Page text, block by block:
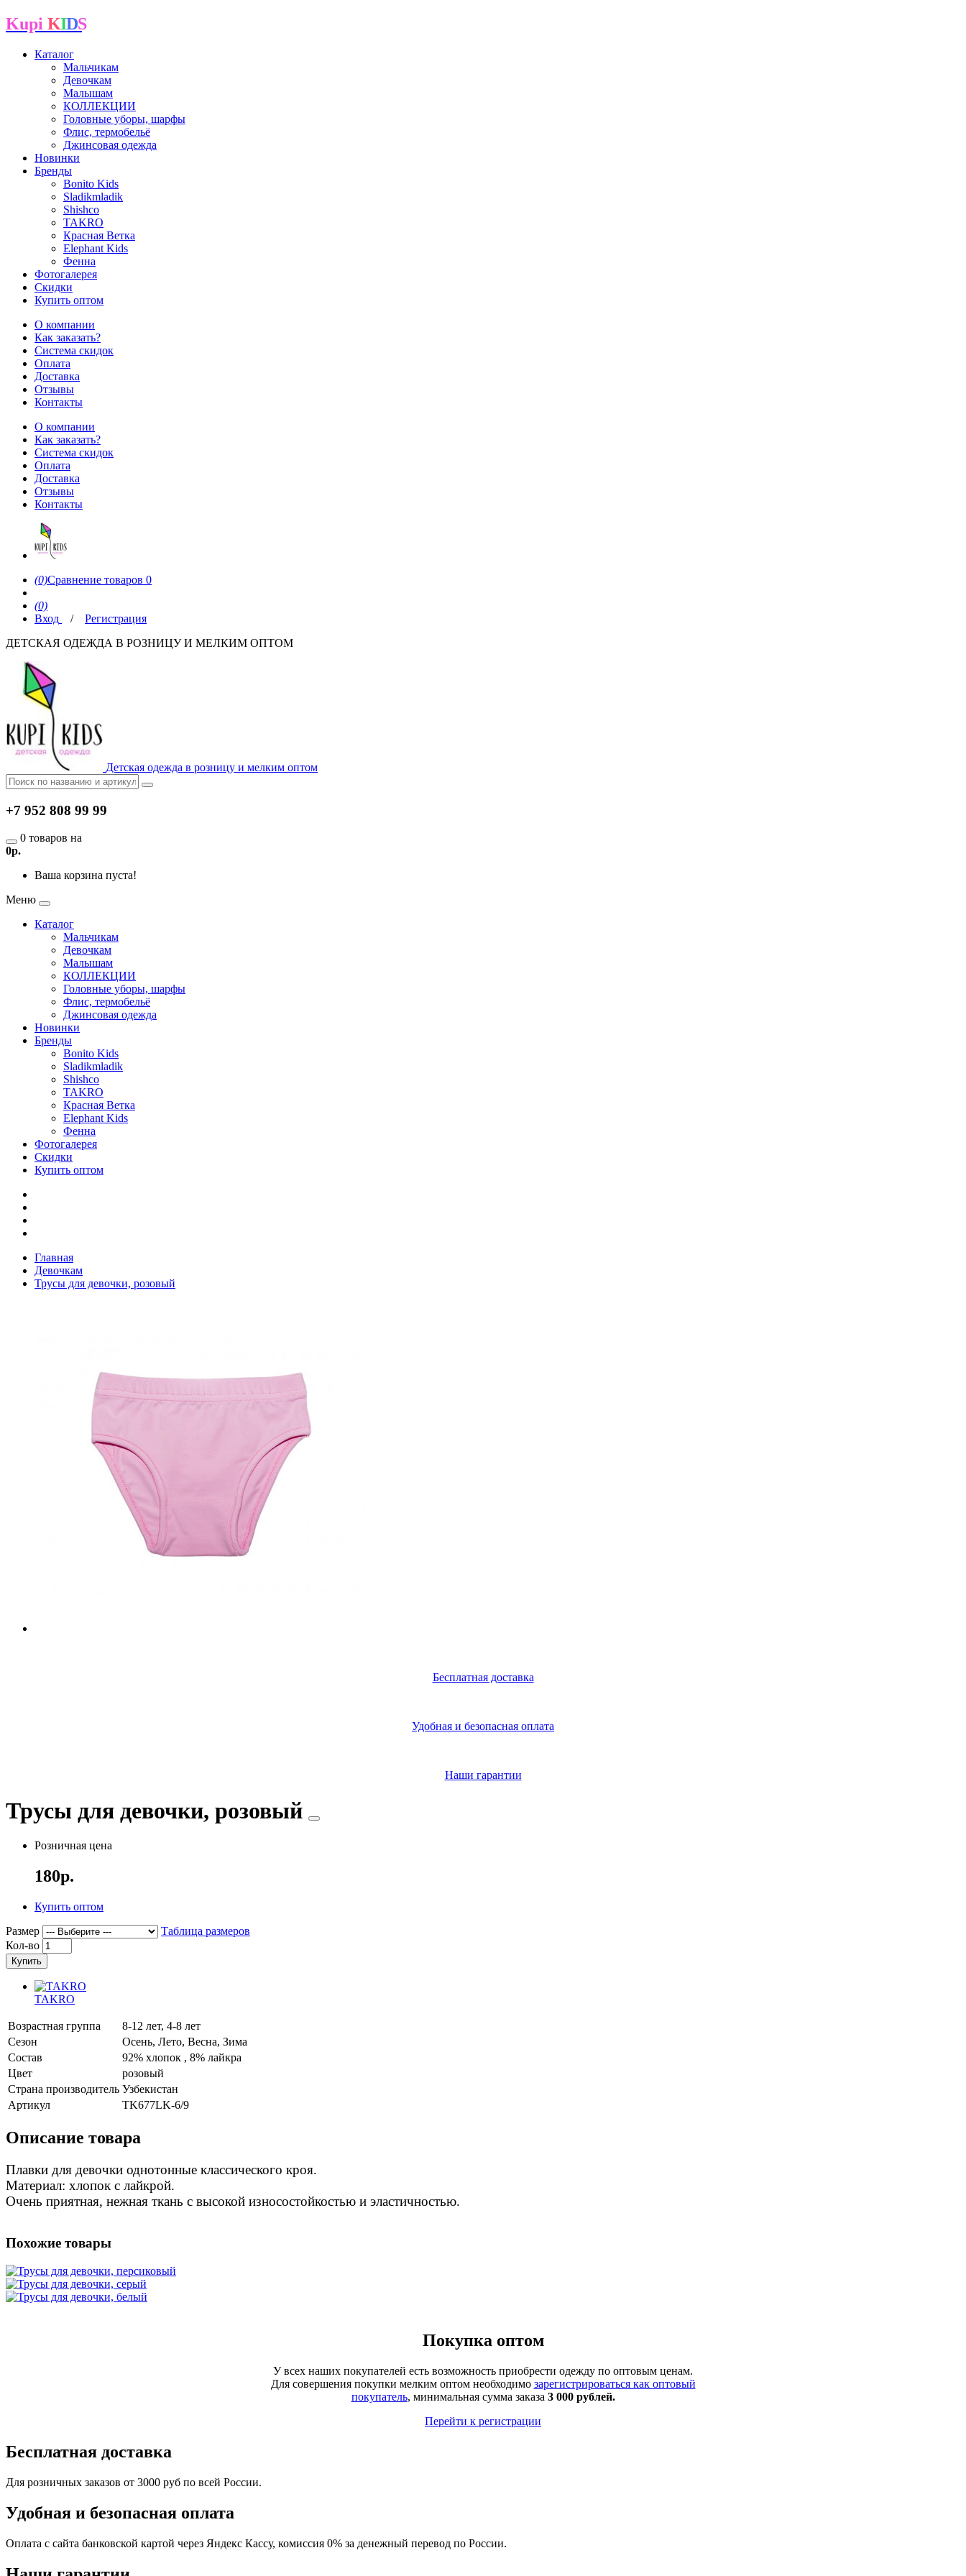
Kupi K I D S
Каталог
Мальчикам
Девочкам
Малышам
КОЛЛЕКЦИИ
Головные уборы, шарфы
Флис, термобельё
Джинсовая одежда
Новинки
Бренды
Bonito Kids
Sladikmladik
Shishco
TAKRO
Красная Ветка
Elephant Kids
Фенна
Фотогалерея
Скидки
Купить оптом
О компании
Как заказать?
Система скидок
Оплата
Доставка
Отзывы
Контакты
О компании
Как заказать?
Система скидок
Оплата
Доставка
Отзывы
Контакты
(0)Сравнение товаров 0
(0)
Вход
/
Регистрация
ДЕТСКАЯ ОДЕЖДА В РОЗНИЦУ И МЕЛКИМ ОПТОМ
Детская одежда в розницу и мелким оптом
+7 952 808 99 99
0 товаров на
0р.
Ваша корзина пуста!
Меню
Каталог
Мальчикам
Девочкам
Малышам
КОЛЛЕКЦИИ
Головные уборы, шарфы
Флис, термобельё
Джинсовая одежда
Новинки
Бренды
Bonito Kids
Sladikmladik
Shishco
TAKRO
Красная Ветка
Elephant Kids
Фенна
Фотогалерея
Скидки
Купить оптом
Главная
Девочкам
Трусы для девочки, розовый
Бесплатная доставка
Удобная и безопасная оплата
Наши гарантии
Трусы для девочки, розовый
Розничная цена
180р.
Купить оптом
Размер
Таблица размеров
Кол-во
Купить
TAKRO
Возрастная группа
8-12 лет, 4-8 лет
Сезон
Осень, Лето, Весна, Зима
Состав
92% хлопок , 8% лайкра
Цвет
розовый
Страна производитель Узбекистан
Артикул
TK677LK-6/9
Описание товара
Плавки для девочки однотонные классического кроя.
Материал: хлопок с лайкрой.
Очень приятная, нежная ткань с высокой износостойкостью и эластичностью.
Похожие товары
Покупка оптом
У всех наших покупателей есть возможность приобрести одежду по оптовым ценам.
Для совершения покупки мелким оптом необходимо зарегистрироваться как оптовый
покупатель, минимальная сумма заказа 3 000 рублей.
Перейти к регистрации
Бесплатная доставка
Для розничных заказов от 3000 руб по всей России.
Удобная и безопасная оплата
Оплата с сайта банковской картой через Яндекс Кассу, комиссия 0% за денежный перевод по России.